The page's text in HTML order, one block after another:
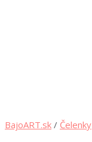
BajoART.sk / Čelenky